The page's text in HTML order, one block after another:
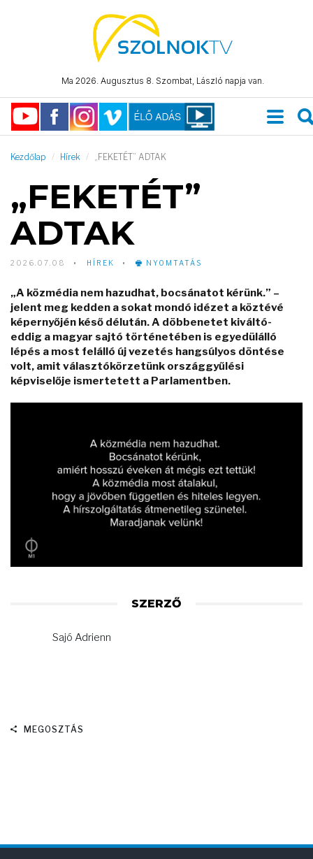
Ma 2026. Augusztus 8. Szombat, László napja van.
Kezdőlap Hírek „FEKETÉT” ADTAK
„FEKETÉT”
ADTAK
2026.07.08 HÍREK NYOMTATÁS
„A közmédia nem hazudhat, bocsánatot kérünk.” –
jelent meg kedden a sokat mondó idézet a köztévé
képernyőjén késő délután. A döbbenetet kiváltó-
eddig a magyar sajtó történetében is egyedülálló
lépés a most felálló új vezetés hangsúlyos döntése
volt, amit választókörzetünk országgyűlési
képviselője ismertetett a Parlamentben.
SZERZŐ
Sajó Adrienn
MEGOSZTÁS